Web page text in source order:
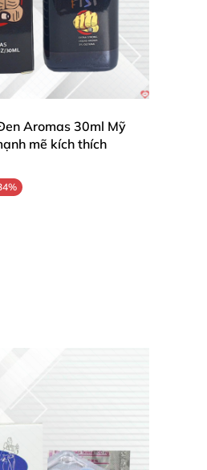
Aromas 30ml Mỹ
mẽ kích thích